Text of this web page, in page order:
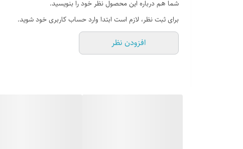
سر ریز سینی : دارد
دارای عایق صدا
شما هم درباره این محصول نظر خود را بنویسید.
برای ثبت نظر، لازم است ابتدا وارد حساب کاربری خود شوید.
افزودن نظر